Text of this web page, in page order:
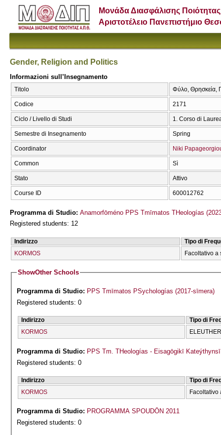
Μονάδα Διασφάλισης Ποιότητας
Αριστοτέλειο Πανεπιστήμιο
Gender, Religion and Politics
Informazioni sull’Insegnamento
Titolo Φύλο, Θρησκεία,
Codice 2171
Ciclo / Livello di Studi 1. Corso di
Semestre di Insegnamento Spring
Coordinator Niki
Common Sì
Stato Attivo
Course ID 600012762
Programma di Studio: Anamorfōméno PPS Tmīmatos THeologías
Registered students: 12
Indirizzo
Tipo di
KORMOS
Facoltativo a
ShowOther Schools
Programma di Studio: PPS Tmīmatos PSychologías (2017-sīmera)
Registered students: 0
Indirizzo
Tipo di
KORMOS
Programma di Studio: PPS Tm. THeologías - Eisagōgikī
Registered students: 0
Indirizzo
Tipo di
KORMOS
Facoltativo
Programma di Studio: PROGRAMMA SPOUDŌN 2011
Registered students: 0